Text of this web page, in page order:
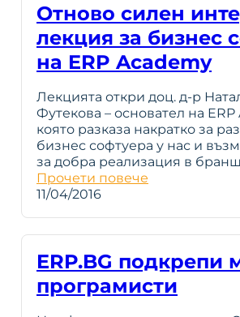
Отново силен
лекция за бизнес
на ERP Academy
Лекцията откри доц. д-р
Футекова – основател на ERP
която разказа накратко за
бизнес софтуера у нас и
за добра реализация в
Прочети повече
11/04/2016
ERP.BG подкрепи
програмисти